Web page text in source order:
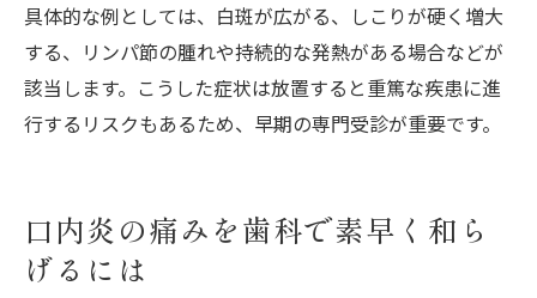
具体的な例としては、白斑が広がる、しこりが硬く増大
する、リンパ節の腫れや持続的な発熱がある場合などが
該当します。こうした症状は放置すると重篤な疾患に進
行するリスクもあるため、早期の専門受診が重要です。
口内炎の痛みを歯科で素早く和ら
げるには